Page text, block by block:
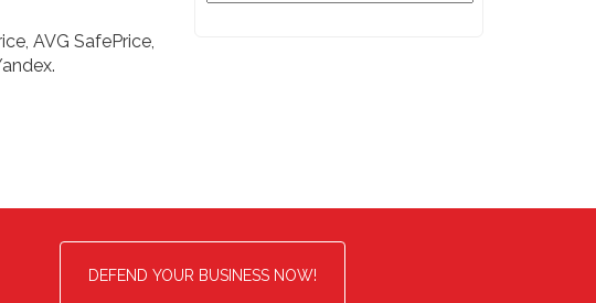
AVG SafePrice,
DEFEND YOUR BUSINESS NOW!